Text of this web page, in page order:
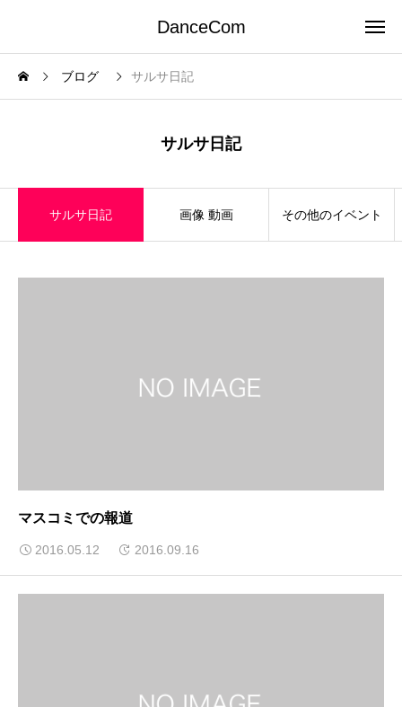
DanceCom
ブログ サルサ日記
サルサ日記
サルサ日記 画像 動画 その他のイベント
マスコミでの報道
2016.05.12 2016.09.16